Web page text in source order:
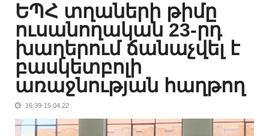
ԵՊՀ տղաների թիմը
ուսանողական 23-րդ
խաղերում ճանաչվել է
բասկետբոլի
առաջնության հաղթող
16:39-15.04.22